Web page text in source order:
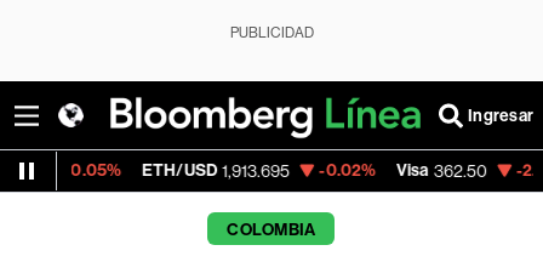
PUBLICIDAD
Ingresar
ETH/USD 1,913.695 -0.02% Visa 362.50 -2.15%
COLOMBIA